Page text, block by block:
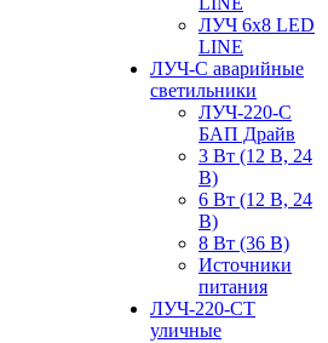
ЛУЧ 6х8 LED
LINE
ЛУЧ-С аварийные
светильники
ЛУЧ-220-С
БАП Драйв
3 Вт (12 В, 24
В)
6 Вт (12 В, 24
В)
8 Вт (36 В)
Источники
питания
ЛУЧ-220-СТ
уличные